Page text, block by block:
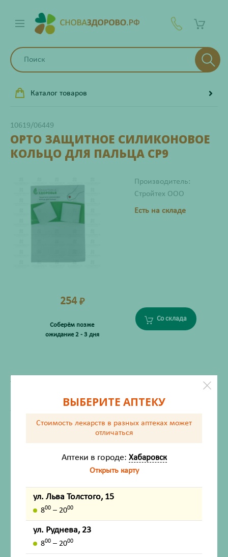
Каталог товаров
10619/06449
ОРТО ЗАЩИТНОЕ СИЛИКОНОВОЕ
КОЛЬЦО ДЛЯ ПАЛЬЦА СР9
Производитель:
Стройтех ООО
Есть на складе
254 ₽
Соберём позже
ожидание 2 - 3 дня
Со склада
ХАРАКТЕРИСТИКИ
Жизненно важный
Инструкция по применению
Состав
Описание
Показания
ВЫБЕРИТЕ АПТЕКУ
Стоимость лекарств в разных аптеках может
отличаться
Аптеки в городе: Хабаровск
Открыть карту
ул. Льва Толстого, 15
800 – 2000
ул. Руднева, 23
800 – 2000